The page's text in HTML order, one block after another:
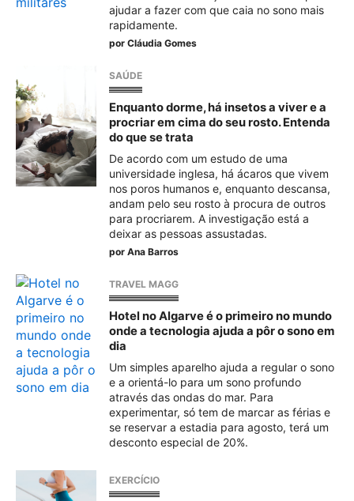
ajudar a fazer com que caia no sono mais
rapidamente.
por Cláudia Gomes
SAÚDE
Enquanto dorme, há insetos a viver e a
procriar em cima do seu rosto. Entenda
do que se trata
De acordo com um estudo de uma
universidade inglesa, há ácaros que vivem
nos poros humanos e, enquanto descansa,
andam pelo seu rosto à procura de outros
para procriarem. A investigação está a
deixar as pessoas assustadas.
por Ana Barros
TRAVEL MAGG
Hotel no Algarve é o primeiro no mundo
onde a tecnologia ajuda a pôr o sono em
dia
Um simples aparelho ajuda a regular o sono
e a orientá-lo para um sono profundo
através das ondas do mar. Para
experimentar, só tem de marcar as férias e
se reservar a estadia para agosto, terá um
desconto especial de 20%.
EXERCÍCIO